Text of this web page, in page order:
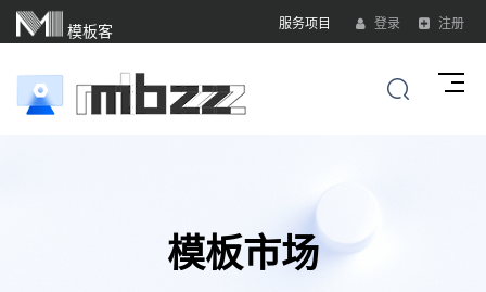
模板客 服务项目 登录 注册
模板市场